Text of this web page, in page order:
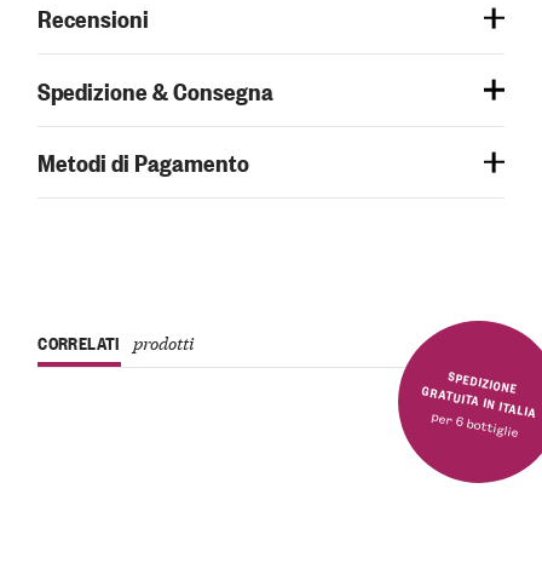
Recensioni
Spedizione & Consegna
Metodi di Pagamento
SPEDIZIONE GRATUITA IN ITALIA
per 6 bottiglie
CORRELATI prodotti